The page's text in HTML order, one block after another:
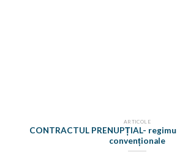
ARTICOLE
CONTRACTUL PRENUPȚIAL-
convenționale